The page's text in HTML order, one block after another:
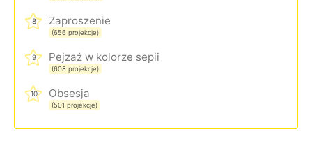
8 Zaproszenie
(656 projekcje)
9 Pejzaż w kolorze sepii
(608 projekcje)
10 Obsesja
(501 projekcje)